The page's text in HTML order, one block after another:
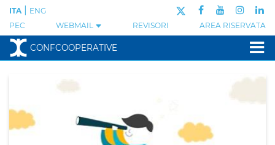
PEC WEBMAIL REVISORI AREA RISERVATA
ITA ENG
CONFCOOPERATIVE